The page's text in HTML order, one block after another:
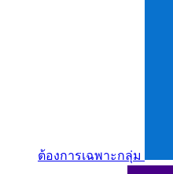
ต้องการเฉพาะกลุ่ม